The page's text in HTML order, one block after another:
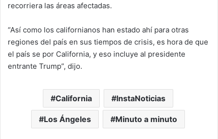
recorriera las áreas afectadas.
“Así como los californianos han estado ahí para otras
regiones del país en sus tiempos de crisis, es hora de que
el país se por California, y eso incluye al presidente
entrante Trump”, dijo.
California InstaNoticias
Los Ángeles Minuto a minuto